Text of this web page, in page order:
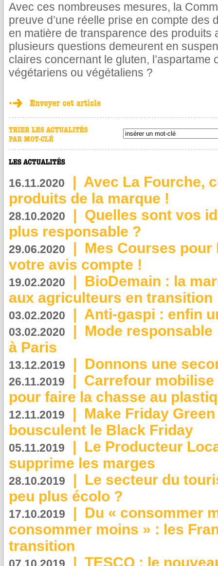
Avec ces nombreuses mesures, la
preuve d’une réelle prise en compte des
en matière de transparence des produits
plusieurs questions demeurent en
claires concernant le gluten,
végétariens ou végétaliens ?
16.11.2020 | Avec La Fourche,
produits de la marque !
28.10.2020 | Quelles sont vos
plus responsable ?
29.06.2020 | Mes Courses pour
votre avis compte !
19.02.2020 | BioDemain : la
aux agriculteurs en transition
03.02.2020 | Anti-gaspi : enfin
03.02.2020 | Mode
à Paris
13.12.2019 | Donnons une
26.11.2019 | Carrefour
pour faire la chasse au
12.11.2019 | Make Friday
bousculent le Black Friday
05.11.2019 | Le Producteur
supprime les marges
28.10.2019 | Le secteur du
peu plus écolo ?
17.10.2019 | Du « consommer
consommer moins » : les
transition
| TESCO : le